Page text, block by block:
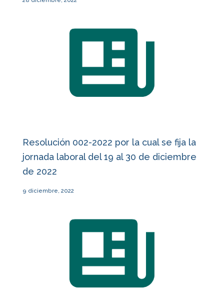
Resolución 002-2022 por la cual se fija la
jornada laboral del 19 al 30 de diciembre
de 2022
9 diciembre, 2022